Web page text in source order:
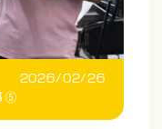
2026/02/26
⑤